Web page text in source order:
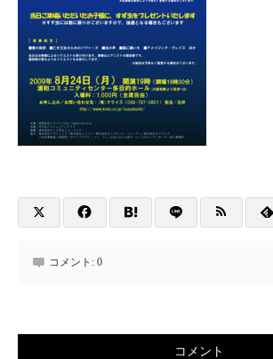
コメント: 0
コメント